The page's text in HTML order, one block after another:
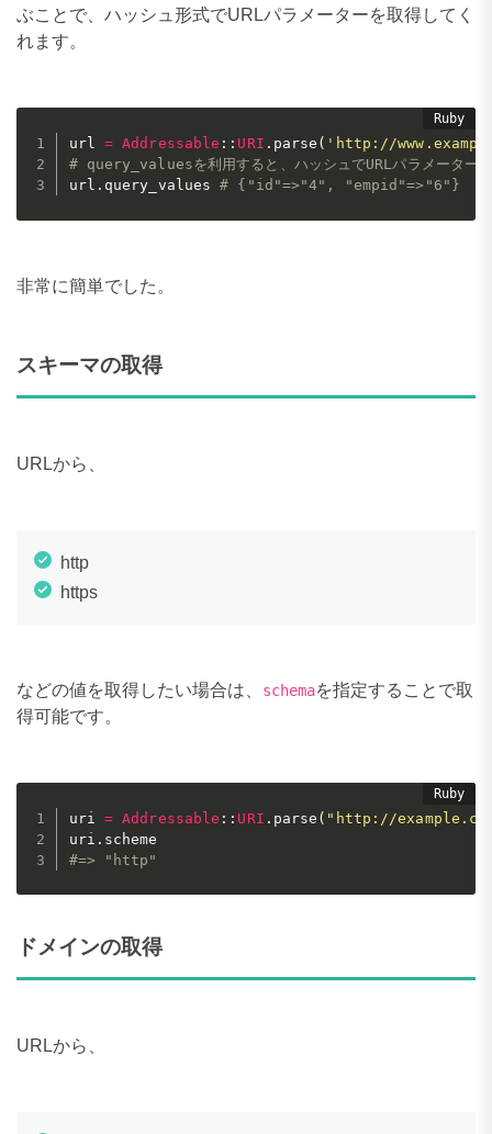
ぶことで、ハッシュ形式でURLパラメーターを取得してく
れます。
url = Addressable : : URI . parse ( 'http://
# query_valuesを利用すると、ハッシュでURLパラメーター
url . query_values # {"id"=>"4", "empid"=>"6"}
非常に簡単でした。
スキーマの取得
URLから、
http
https
などの値を取得したい場合は、 schemaを指定することで取
得可能です。
uri = Addressable : : URI . parse ( "http://
uri .
#=> "http"
ドメインの取得
URLから、